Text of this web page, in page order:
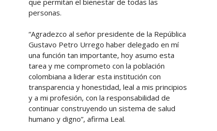
que permitan el bienestar de todas las
personas.
“Agradezco al señor presidente de la República
Gustavo Petro Urrego haber delegado en mí
una función tan importante, hoy asumo esta
tarea y me comprometo con la población
colombiana a liderar esta institución con
transparencia y honestidad, leal a mis principios
y a mi profesión, con la responsabilidad de
continuar construyendo un sistema de salud
humano y digno”, afirma Leal.